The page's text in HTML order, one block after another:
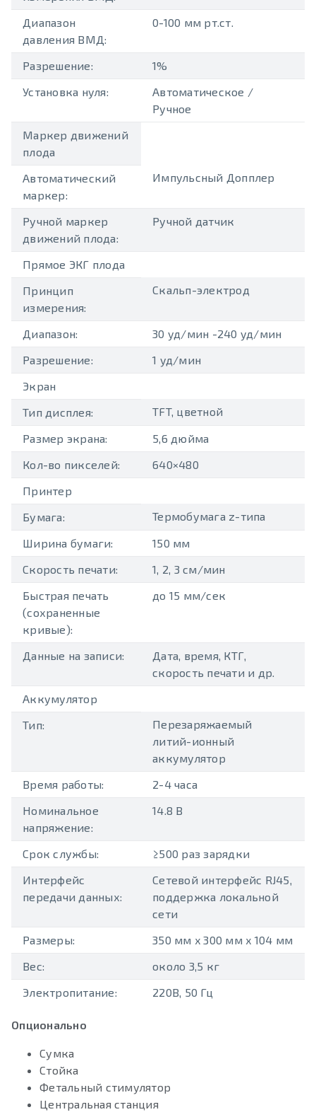
Диапазон
давления ВМД:
0-100 мм рт.ст.
Разрешение:
1%
Установка нуля:
Автоматическое /
Ручное
Маркер движений
плода
Автоматический
маркер:
Импульсный Допплер
Ручной маркер
движений плода:
Ручной датчик
Прямое ЭКГ плода
Принцип
измерения:
Скальп-электрод
Диапазон:
30 уд/мин -240 уд/мин
Разрешение:
1 уд/мин
Экран
Тип дисплея:
TFT, цветной
Размер экрана:
5,6 дюйма
Кол-во пикселей:
640×480
Принтер
Бумага:
Термобумага z-типа
Ширина бумаги:
150 мм
Скорость печати:
1, 2, 3 см/мин
Быстрая печать
(сохраненные
кривые):
до 15 мм/сек
Данные на записи:
Дата, время, КТГ,
скорость печати и др.
Аккумулятор
Тип:
Перезаряжаемый
литий-ионный
аккумулятор
Время работы:
2-4 часа
Номинальное
напряжение:
14.8 В
Срок службы:
≥500 раз зарядки
Интерфейс
передачи данных:
Сетевой интерфейс RJ45,
поддержка локальной
сети
Размеры:
350 мм x 300 мм x 104 мм
Вес:
около 3,5 кг
Электропитание:
220В, 50 Гц
Опционально
Сумка
Стойка
Фетальный стимулятор
Центральная станция